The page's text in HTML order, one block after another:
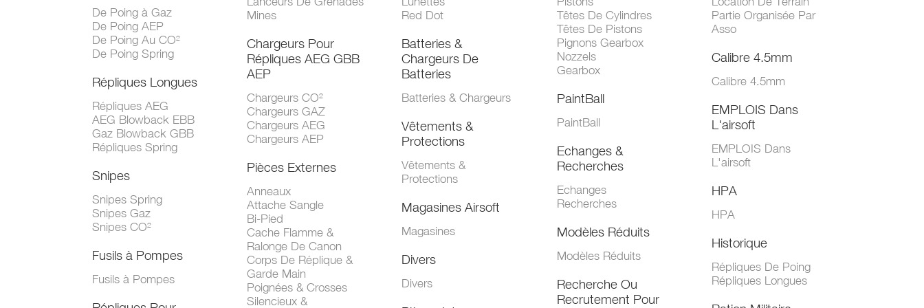
De Poing à Gaz
De Poing AEP
De Poing Au CO²
De Poing Spring
Répliques Longues
Répliques AEG
AEG Blowback EBB
Gaz Blowback GBB
Répliques Spring
Snipes
Snipes Spring
Snipes Gaz
Snipes CO²
Fusils à Pompes
Fusils à Pompes
Mines
Chargeurs Pour
Répliques AEG GBB
AEP
Chargeurs CO²
Chargeurs GAZ
Chargeurs AEG
Chargeurs AEP
Pièces Externes
Anneaux
Attache Sangle
Bi-Pied
Cache Flamme &
Ralonge De Canon
Corps De Réplique &
Garde Main
Poignées & Crosses
Silencieux &
Red Dot
Batteries &
Chargeurs De
Batteries
Batteries & Chargeurs
Vêtements &
Protections
Vêtements &
Protections
Magasines Airsoft
Magasines
Divers
Divers
Têtes De Cylindres
Têtes De Pistons
Pignons Gearbox
Nozzels
Gearbox
PaintBall
PaintBall
Echanges &
Recherches
Echanges
Recherches
Modèles Réduits
Modèles Réduits
Recherche Ou
Recrutement Pour
Partie Organisée Par
Asso
Calibre 4.5mm
Calibre 4.5mm
EMPLOIS Dans
L'airsoft
EMPLOIS Dans
L'airsoft
HPA
HPA
Historique
Répliques De Poing
Répliques Longues